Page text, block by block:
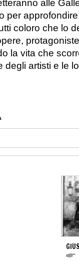
alle
per
coloro che lo
la vita che
degli artisti e le